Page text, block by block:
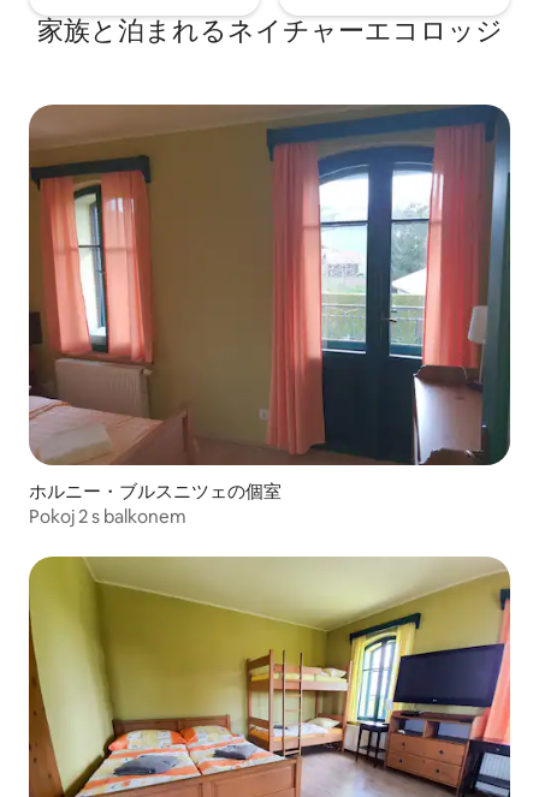
家族と泊まれるネイチャーエコロッジ
ホルニー・ブルスニツェの個室
Pokoj 2 s balkonem